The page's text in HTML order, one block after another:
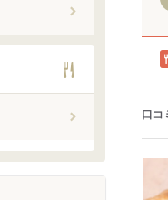
沖
恩
残
浦
口コ